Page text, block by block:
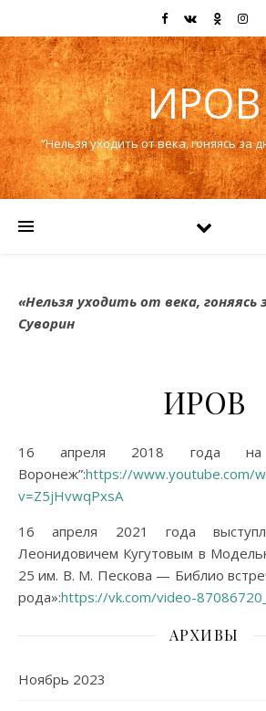
ИРОВ
“Нельзя уходить от века, гоняясь за
«Нельзя уходить от века, гоняясь
Суворин
ИРОВ
16 апреля 2018 года на “Медиаметрикс
Воронеж”:https://www.youtube.com/
v=Z5jHvwqPxsA
16 апреля 2021 года
Леонидовичем Кугутовым в
25 им. В. М. Пескова — Библио
рода»:https://vk.com/video-
АРХИВЫ
Ноябрь 2023